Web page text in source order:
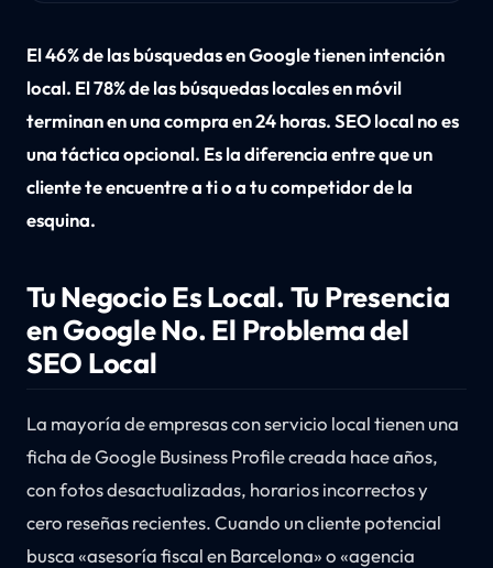
El 46% de las búsquedas en Google tienen intención
local. El 78% de las búsquedas locales en móvil
terminan en una compra en 24 horas. SEO local no es
una táctica opcional. Es la diferencia entre que un
cliente te encuentre a ti o a tu competidor de la
esquina.
Tu Negocio Es Local. Tu Presencia
en Google No. El Problema del
SEO Local
La mayoría de empresas con servicio local tienen una
ficha de Google Business Profile creada hace años,
con fotos desactualizadas, horarios incorrectos y
cero reseñas recientes. Cuando un cliente potencial
busca «asesoría fiscal en Barcelona» o «agencia